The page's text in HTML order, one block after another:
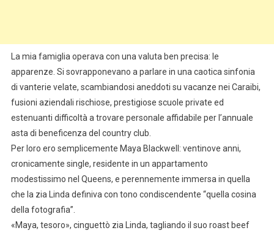
La mia famiglia operava con una valuta ben precisa: le
apparenze. Si sovrapponevano a parlare in una caotica sinfonia
di vanterie velate, scambiandosi aneddoti su vacanze nei Caraibi,
fusioni aziendali rischiose, prestigiose scuole private ed
estenuanti difficoltà a trovare personale affidabile per l’annuale
asta di beneficenza del country club.
Per loro ero semplicemente Maya Blackwell: ventinove anni,
cronicamente single, residente in un appartamento
modestissimo nel Queens, e perennemente immersa in quella
che la zia Linda definiva con tono condiscendente “quella cosina
della fotografia”.
«Maya, tesoro», cinguettò zia Linda, tagliando il suo roast beef